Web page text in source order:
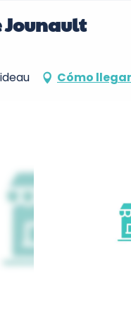
Jounault
Cómo llegar